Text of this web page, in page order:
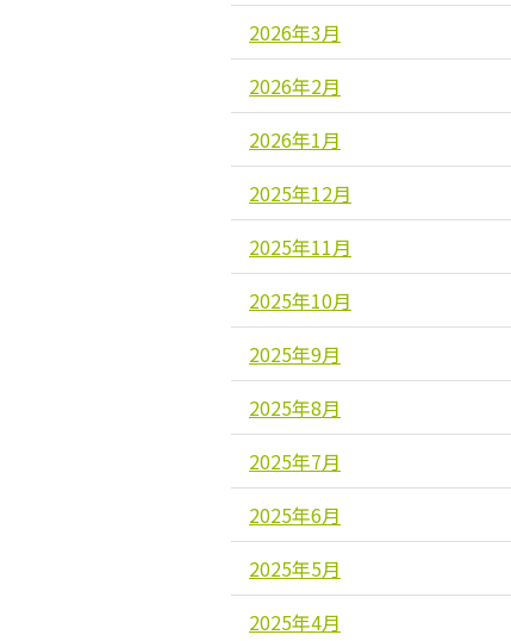
2026年3月
2026年2月
2026年1月
2025年12月
2025年11月
2025年10月
2025年9月
2025年8月
2025年7月
2025年6月
2025年5月
2025年4月